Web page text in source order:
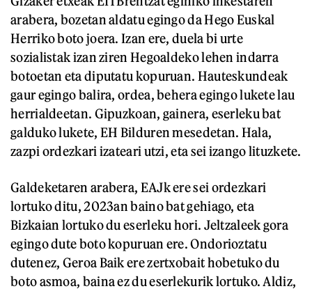
arabera, bozetan aldatu egingo da Hego Euskal
Herriko boto joera. Izan ere, duela bi urte
sozialistak izan ziren Hegoaldeko lehen indarra
botoetan eta diputatu kopuruan. Hauteskundeak
gaur egingo balira, ordea, behera egingo lukete lau
herrialdeetan. Gipuzkoan, gainera, eserleku bat
galduko lukete, EH Bilduren mesedetan. Hala,
zazpi ordezkari izateari utzi, eta sei izango lituzkete.
Galdeketaren arabera, EAJk ere sei ordezkari
lortuko ditu, 2023an baino bat gehiago, eta
Bizkaian lortuko du eserleku hori. Jeltzaleek gora
egingo dute boto kopuruan ere. Ondorioztatu
dutenez, Geroa Baik ere zertxobait hobetuko du
boto asmoa, baina ez du eserlekurik lortuko. Aldiz,